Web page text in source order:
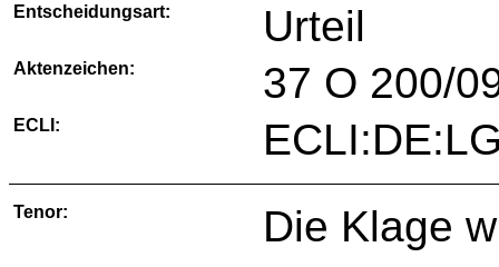
Entscheidungsart: Urteil
Aktenzeichen: 37 O 200/
ECLI:
Tenor:
Die Klage